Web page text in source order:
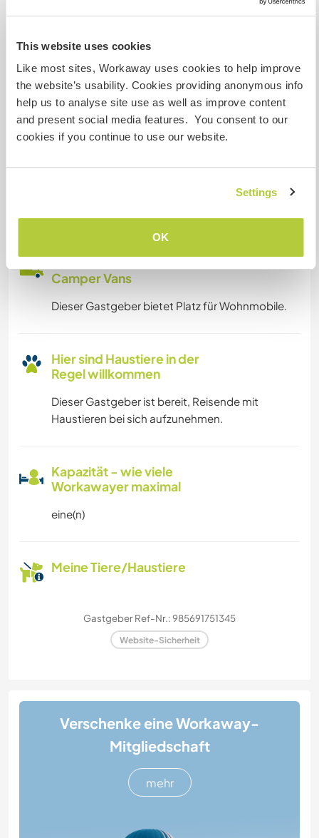
This website uses cookies
Like most sites, Workaway uses cookies to help improve
the website’s usability. Cookies providing anonymous info
help us to analyse site use as well as improve content
and present social media features. You consent to our
cookies if you continue to use our website.
Settings
OK
Wir besitzen Tiere
Familien möglich
unterbringen
Dieser Gastgeber nimmt gern Digital Nomads bei
Camper Vans
Dieser Gastgeber bietet Platz für Wohnmobile.
Hier sind Haustiere in der
Regel willkommen
Dieser Gastgeber ist bereit, Reisende mit
Haustieren bei sich aufzunehmen.
Kapazität - wie viele
Workawayer maximal
eine(n)
Meine Tiere/Haustiere
Gastgeber Ref-Nr.: 985691751345
Website-Sicherheit
Verschenke eine Workaway-
Mitgliedschaft
mehr